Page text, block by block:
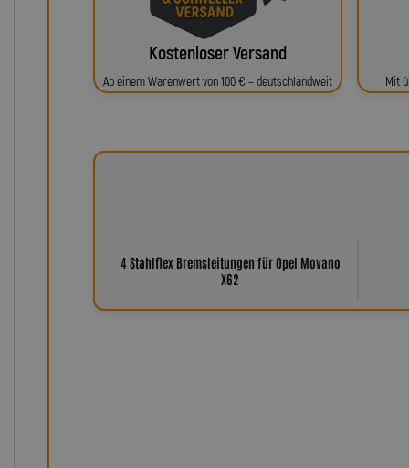
Kostenloser Versand
Ab einem Warenwert von 100 € – deutschlandweit Mit
4 Stahlflex Bremsleitungen für Opel Movano
X62